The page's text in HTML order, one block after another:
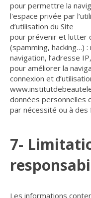
pour permettre la
l'espace privée par
d’utilisation du Site
pour prévenir et lutter
(spamming, hacking…)
navigation, l’adresse
pour améliorer la
connexion et
données personnelles
par nécessité ou à des
7-
Les informations